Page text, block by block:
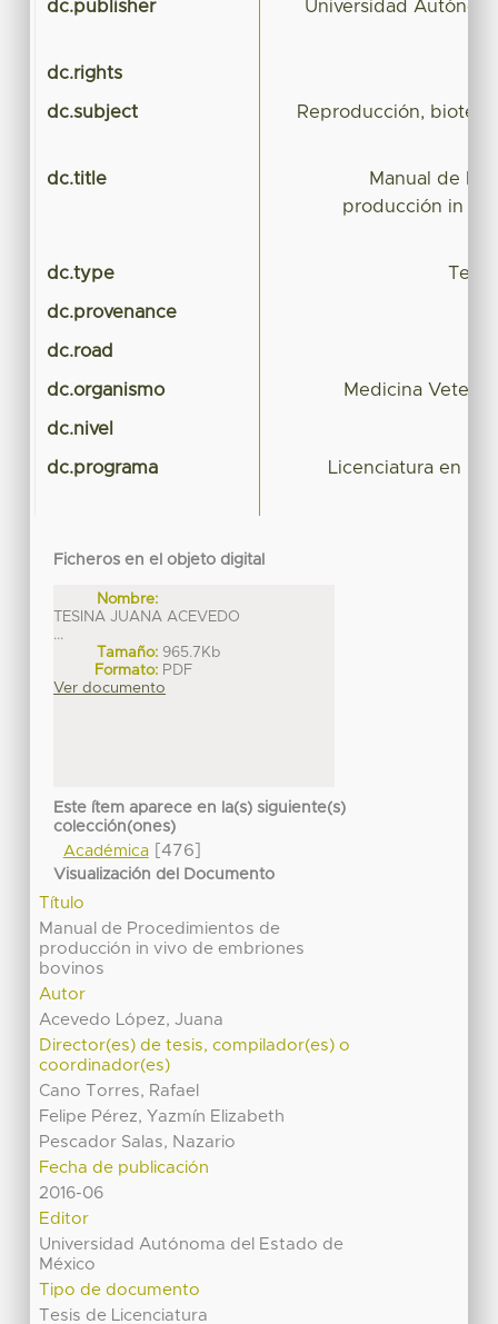
dc.publisher Universidad
dc.rights
dc.subject Reproducción,
dc.title
Manual de
producción in
dc.type
dc.provenance
dc.road
dc.organismo Medicina
dc.nivel
dc.programa Licenciatura en
Ficheros en el objeto digital
Nombre:
TESINA JUANA ACEVEDO
...
Tamaño: 965.7Kb
Formato: PDF
Ver documento
Este ítem aparece en la(s) siguiente(s)
colección(ones)
Académica[476]
Visualización del Documento
Título
Manual de Procedimientos de
producción in vivo de embriones
bovinos
Autor
Acevedo López, Juana
Director(es) de tesis, compilador(es) o
coordinador(es)
Cano Torres, Rafael
Felipe Pérez, Yazmín Elizabeth
Pescador Salas, Nazario
Fecha de publicación
2016-06
Editor
Universidad Autónoma del Estado de
México
Tipo de documento
Tesis de Licenciatura